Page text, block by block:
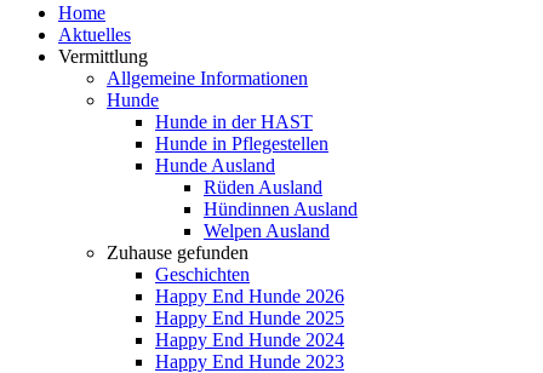
Home
Aktuelles
Vermittlung
Allgemeine Informationen
Hunde
Hunde in der HAST
Hunde in Pflegestellen
Hunde Ausland
Rüden Ausland
Hündinnen Ausland
Welpen Ausland
Zuhause gefunden
Geschichten
Happy End Hunde 2026
Happy End Hunde 2025
Happy End Hunde 2024
Happy End Hunde 2023